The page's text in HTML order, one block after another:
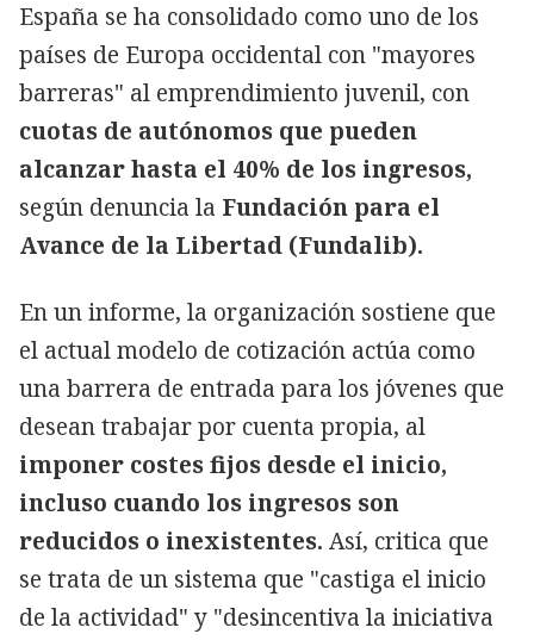
España se ha consolidado como uno de los
países de Europa occidental con "mayores
barreras" al emprendimiento juvenil, con
cuotas de autónomos que pueden
alcanzar hasta el 40% de los ingresos,
según denuncia la Fundación para el
Avance de la Libertad (Fundalib).
En un informe, la organización sostiene que
el actual modelo de cotización actúa como
una barrera de entrada para los jóvenes que
desean trabajar por cuenta propia, al
imponer costes fijos desde el inicio,
incluso cuando los ingresos son
reducidos o inexistentes. Así, critica que
se trata de un sistema que "castiga el inicio
de la actividad" y "desincentiva la iniciativa